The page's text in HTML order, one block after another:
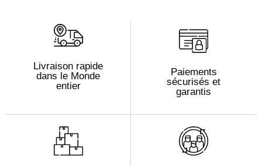
Livraison rapide
dans le Monde
entier
Paiements
sécurisés et
garantis